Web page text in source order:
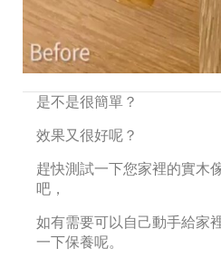
是不是很簡單？
效果又很好呢？
趕快測試一下您家裡的實木
吧，
如有需要可以自己動手給家
一下保養呢。